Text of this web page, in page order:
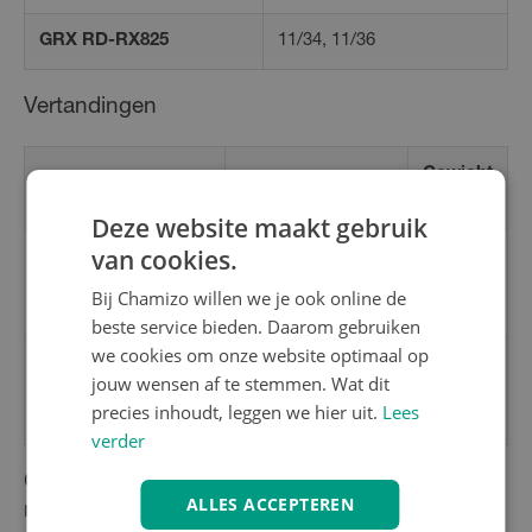
GRX RD-RX825 11/34, 11/36
Vertandingen
Gewicht
27-30
11-34T
11-12-13-14-15-
17-19-21-24-27-
30-34
CS-R8101 vs CS-R8100: Elektronische en
mechanische compatibiliteit
Deze website maakt gebruik
van cookies.
Bij Chamizo willen we je ook online de
beste service bieden. Daarom gebruiken
we cookies om onze website optimaal op
jouw wensen af te stemmen. Wat dit
precies inhoudt, leggen we hier uit. Lees
verder
ALLES ACCEPTEREN